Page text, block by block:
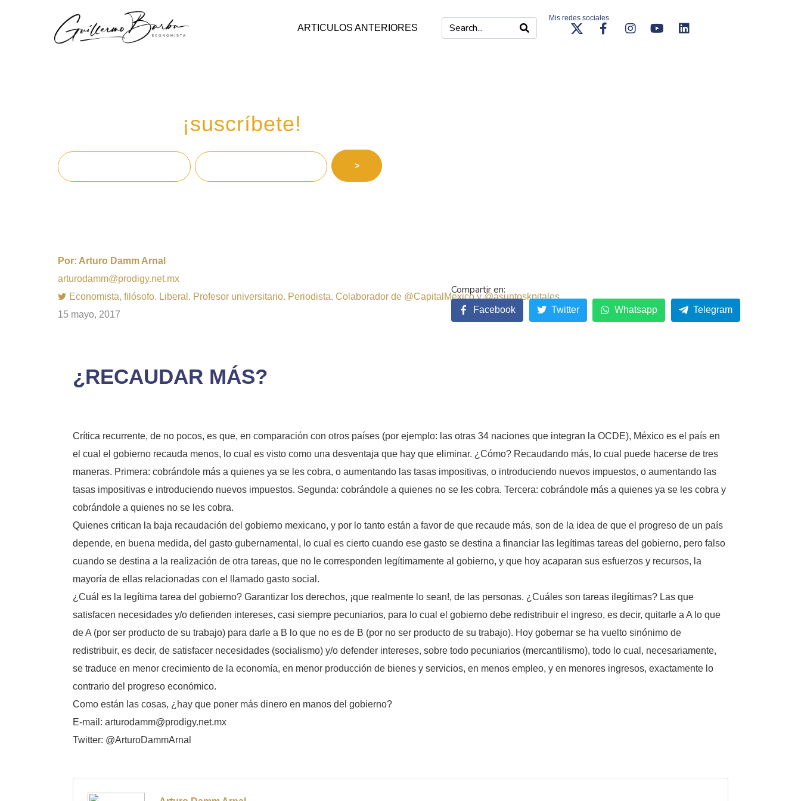
ARTICULOS ANTERIORES
Mis redes sociales
¡suscríbete!
>
Por: Arturo Damm Arnal
arturodamm@prodigy.net.mx
Economista, filósofo. Liberal. Profesor universitario. Periodista. Colaborador de @CapitalMexico y @asuntoskpitales
15 mayo, 2017
¿RECAUDAR MÁS?
Crítica recurrente, de no pocos, es que, en comparación con otros países (por ejemplo: las otras 34 naciones que integran la OCDE), México es el país en
el cual el gobierno recauda menos, lo cual es visto como una desventaja que hay que eliminar. ¿Cómo? Recaudando más, lo cual puede hacerse de tres
maneras. Primera: cobrándole más a quienes ya se les cobra, o aumentando las tasas impositivas, o introduciendo nuevos impuestos, o aumentando las
tasas impositivas e introduciendo nuevos impuestos. Segunda: cobrándole a quienes no se les cobra. Tercera: cobrándole más a quienes ya se les cobra y
cobrándole a quienes no se les cobra.
Quienes critican la baja recaudación del gobierno mexicano, y por lo tanto están a favor de que recaude más, son de la idea de que el progreso de un país
depende, en buena medida, del gasto gubernamental, lo cual es cierto cuando ese gasto se destina a financiar las legítimas tareas del gobierno, pero falso
cuando se destina a la realización de otra tareas, que no le corresponden legítimamente al gobierno, y que hoy acaparan sus esfuerzos y recursos, la
mayoría de ellas relacionadas con el llamado gasto social.
¿Cuál es la legítima tarea del gobierno? Garantizar los derechos, ¡que realmente lo sean!, de las personas. ¿Cuáles son tareas ilegítimas? Las que
satisfacen necesidades y/o defienden intereses, casi siempre pecuniarios, para lo cual el gobierno debe redistribuir el ingreso, es decir, quitarle a A lo que
de A (por ser producto de su trabajo) para darle a B lo que no es de B (por no ser producto de su trabajo). Hoy gobernar se ha vuelto sinónimo de
redistribuir, es decir, de satisfacer necesidades (socialismo) y/o defender intereses, sobre todo pecuniarios (mercantilismo), todo lo cual, necesariamente,
se traduce en menor crecimiento de la economía, en menor producción de bienes y servicios, en menos empleo, y en menores ingresos, exactamente lo
contrario del progreso económico.
Como están las cosas, ¿hay que poner más dinero en manos del gobierno?
E-mail: arturodamm@prodigy.net.mx
Twitter: @ArturoDammArnal
Facebook Twitter Whatsapp Telegram